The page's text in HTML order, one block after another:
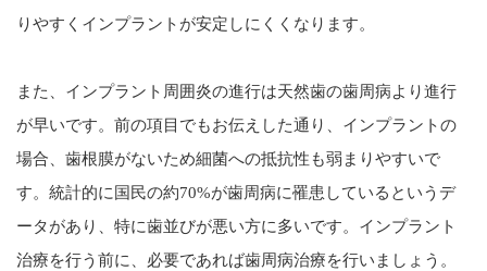
りやすくインプラントが安定しにくくなります。
また、インプラント周囲炎の進行は天然歯の歯周病より進行
が早いです。前の項目でもお伝えした通り、インプラントの
場合、歯根膜がないため細菌への抵抗性も弱まりやすいで
す。統計的に国民の約70%が歯周病に罹患しているというデ
ータがあり、特に歯並びが悪い方に多いです。インプラント
治療を行う前に、必要であれば歯周病治療を行いましょう。